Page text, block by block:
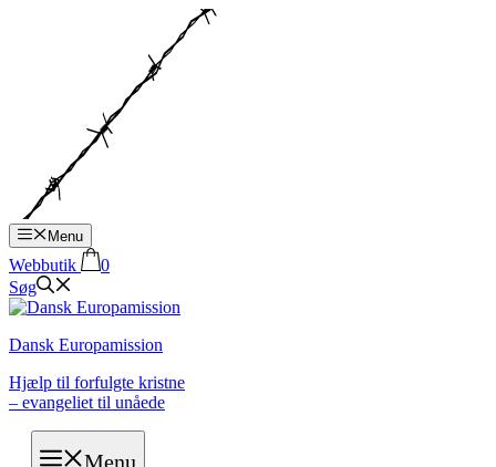
Menu
Webbutik
0
Søg
Dansk Europamission
Hjælp til forfulgte kristne
– evangeliet til unåede
Menu